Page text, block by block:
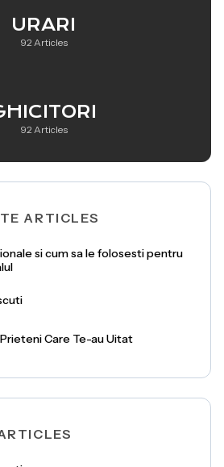
URARI
92 Articles
92 Articles
ARTICLES
si cum sa le folosesti pentru
Care Te-au Uitat